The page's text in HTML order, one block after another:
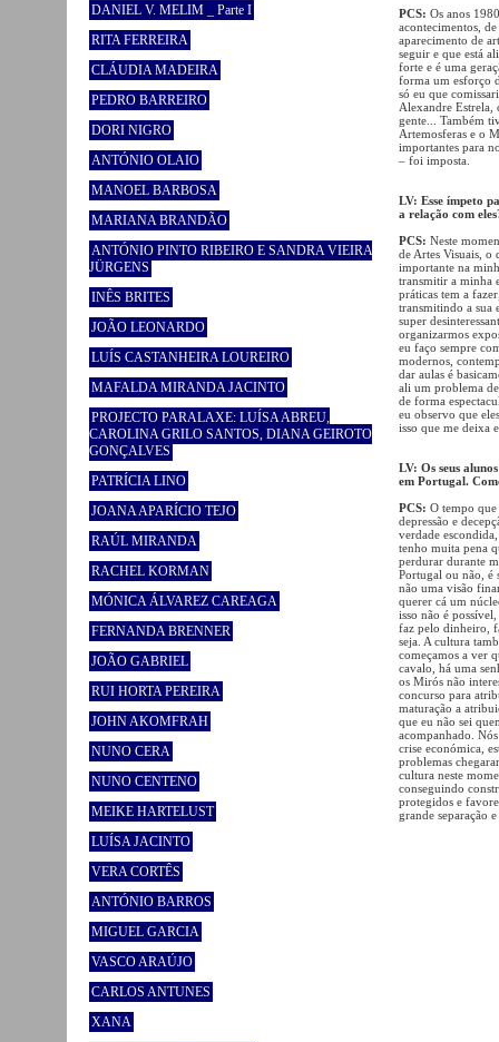
DANIEL V. MELIM _ Parte I
RITA FERREIRA
CLÁUDIA MADEIRA
PEDRO BARREIRO
DORI NIGRO
ANTÓNIO OLAIO
MANOEL BARBOSA
MARIANA BRANDÃO
ANTÓNIO PINTO RIBEIRO E SANDRA VIEIRA
JÜRGENS
INÊS BRITES
JOÃO LEONARDO
LUÍS CASTANHEIRA LOUREIRO
MAFALDA MIRANDA JACINTO
PROJECTO PARALAXE: LUÍSA ABREU,
CAROLINA GRILO SANTOS, DIANA GEIROTO
GONÇALVES
PATRÍCIA LINO
JOANA APARÍCIO TEJO
RAÚL MIRANDA
RACHEL KORMAN
MÓNICA ÁLVAREZ CAREAGA
FERNANDA BRENNER
JOÃO GABRIEL
RUI HORTA PEREIRA
JOHN AKOMFRAH
NUNO CERA
NUNO CENTENO
MEIKE HARTELUST
LUÍSA JACINTO
VERA CORTÊS
ANTÓNIO BARROS
MIGUEL GARCIA
VASCO ARAÚJO
CARLOS ANTUNES
XANA
PCS: Os anos
acontecimentos,
aparecimento de
seguir e que está
forte e é uma
forma um esforço
só eu que
Alexandre Estrela,
gente... Também
Artemosferas e o
importantes para
– foi imposta.
LV: Esse ímpeto
a relação com
PCS: Neste
de Artes Visuais, o
importante na
transmitir a minha
práticas tem a
transmitindo a sua
super
organizarmos
eu faço sempre
modernos,
dar aulas é
ali um problema
de forma
eu observo que
isso que me deixa
LV: Os seus
em Portugal.
PCS: O tempo
depressão e
verdade
tenho muita pena
perdurar durante
Portugal ou não, é
não uma visão
querer cá um
isso não é
faz pelo dinheiro,
seja. A cultura
começamos a ver
cavalo, há uma
os Mirós não
concurso para
maturação a
que eu não sei
acompanhado.
crise económica,
problemas
cultura neste
conseguindo
protegidos e
grande separação